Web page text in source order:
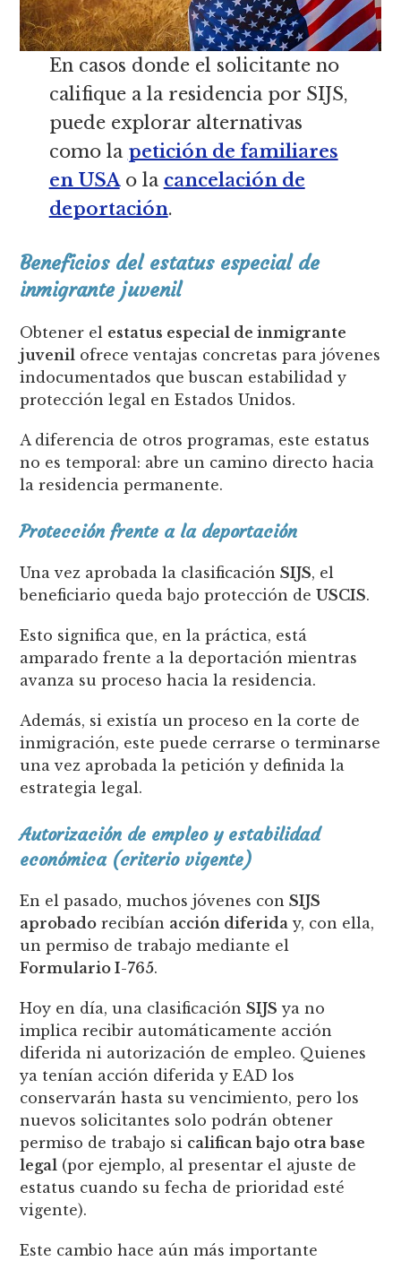
En casos donde el solicitante no
califique a la residencia por SIJS,
puede explorar alternativas
como la petición de familiares
en USAo la cancelación de
deportación.
Beneficios del estatus especial de
inmigrante juvenil
Obtener el estatus especial de inmigrante
juvenil ofrece ventajas concretas para jóvenes
indocumentados que buscan estabilidad y
protección legal en Estados Unidos.
A diferencia de otros programas, este estatus
no es temporal: abre un camino directo hacia
la residencia permanente.
Protección frente a la deportación
Una vez aprobada la clasificaciónSIJS, el
beneficiario queda bajo protección deUSCIS.
Esto significa que, en la práctica, está
amparado frente a la deportación mientras
avanza su proceso hacia la residencia.
Además, si existía un proceso en la corte de
inmigración, este puede cerrarse o terminarse
una vez aprobada la petición y definida la
estrategia legal.
Autorización de empleo y estabilidad
económica (criterio vigente)
En el pasado, muchos jóvenes conSIJS
aprobado recibían acción diferida y, con ella,
un permiso de trabajo mediante el
Formulario I-765.
Hoy en día, una clasificaciónSIJS ya no
implica recibir automáticamente acción
diferida ni autorización de empleo. Quienes
ya tenían acción diferida y EAD los
conservarán hasta su vencimiento, pero los
nuevos solicitantes solo podrán obtener
permiso de trabajo si califican bajo otra base
legal (por ejemplo, al presentar el ajuste de
estatus cuando su fecha de prioridad esté
vigente).
Este cambio hace aún más importante